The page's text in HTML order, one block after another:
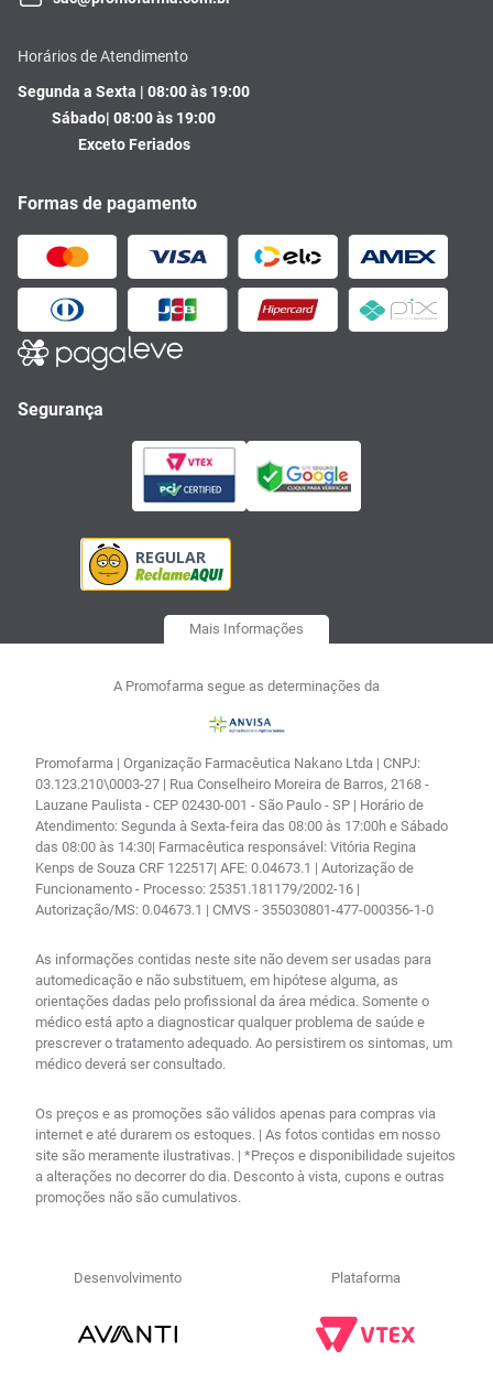
Horários de Atendimento
Segunda a Sexta | 08:00 às 19:00
Sábado| 08:00 às 19:00
Exceto Feriados
Formas de pagamento
Segurança
Mais Informações
A Promofarma segue as determinações da
Promofarma | Organização Farmacêutica Nakano Ltda | CNPJ:
03.123.210\0003-27 | Rua Conselheiro Moreira de Barros, 2168 -
Lauzane Paulista - CEP 02430-001 - São Paulo - SP | Horário de
Atendimento: Segunda à Sexta-feira das 08:00 às 17:00h e Sábado
das 08:00 às 14:30| Farmacêutica responsável: Vitória Regina
Kenps de Souza CRF 122517| AFE: 0.04673.1 | Autorização de
Funcionamento - Processo: 25351.181179/2002-16 |
Autorização/MS: 0.04673.1 | CMVS - 355030801-477-000356-1-0
As informações contidas neste site não devem ser usadas para
automedicação e não substituem, em hipótese alguma, as
orientações dadas pelo profissional da área médica. Somente o
médico está apto a diagnosticar qualquer problema de saúde e
prescrever o tratamento adequado. Ao persistirem os sintomas, um
médico deverá ser consultado.
Os preços e as promoções são válidos apenas para compras via
internet e até durarem os estoques. | As fotos contidas em nosso
site são meramente ilustrativas. | *Preços e disponibilidade sujeitos
a alterações no decorrer do dia. Desconto à vista, cupons e outras
promoções não são cumulativos.
Desenvolvimento Plataforma